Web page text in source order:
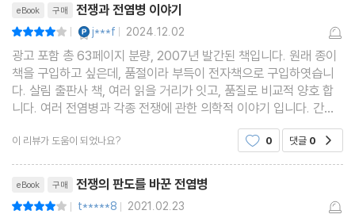
eBook 구매 전쟁과 전염병 이야기
| j***f | 2024.12.02
광고 포함 총 63페이지 분량, 2007년 발간된 책입니다. 원래 종이
책을 구입하고 싶은데, 품절이라 부득이 전자책으로 구입하엿습니
다. 살림 출판사 책, 여러 읽을 거리가 잇고, 품질로 비교적 양호 합
니다. 여러 전염병과 각종 전쟁에 관한 의학적 이야기 입니다. 간단
하게 읽기 편리하고, 재미 잇고, 쉽게 설명되어 있습니다. 항상 이야
기 하지만 글자만 100% 이고, 그림이나 도표, 사진
이 리뷰가 도움이 되었나요? 0 댓글 0
eBook 구매 전쟁의 판도를 바꾼 전염병
| t*****8 | 2021.02.23